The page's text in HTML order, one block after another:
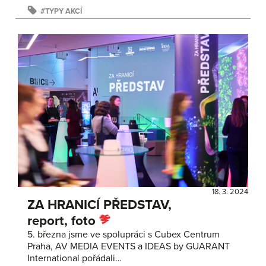
TYPY AKCÍ
18. 3. 2024
ZA HRANICÍ PŘEDSTAV,
report, foto
5. března jsme ve spolupráci s Cubex Centrum
Praha, AV MEDIA EVENTS a IDEAS by GUARANT
International pořádali…